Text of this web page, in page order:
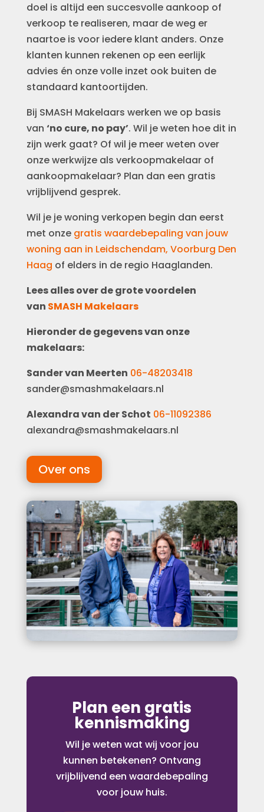
doel is altijd een succesvolle aankoop of
verkoop te realiseren, maar de weg er
naartoe is voor iedere klant anders. Onze
klanten kunnen rekenen op een eerlijk
advies én onze volle inzet ook buiten de
standaard kantoortijden.
Bij SMASH Makelaars werken we op basis
van ‘no cure, no pay’. Wil je weten hoe dit in
zijn werk gaat? Of wil je meer weten over
onze werkwijze als verkoopmakelaar of
aankoopmakelaar? Plan dan een gratis
vrijblijvend gesprek.
Wil je je woning verkopen begin dan eerst
met onze gratis waardebepaling van jouw
woning aan in Leidschendam, Voorburg Den
Haag of elders in de regio Haaglanden.
Lees alles over de grote voordelen
van SMASH Makelaars
Hieronder de gegevens van onze
makelaars:
Sander van Meerten 06-48203418
sander@smashmakelaars.nl
Alexandra van der Schot 06-11092386
alexandra@smashmakelaars.nl
Over ons
Plan een gratis
kennismaking
Wil je weten wat wij voor jou
kunnen betekenen? Ontvang
vrijblijvend een waardebepaling
voor jouw huis.